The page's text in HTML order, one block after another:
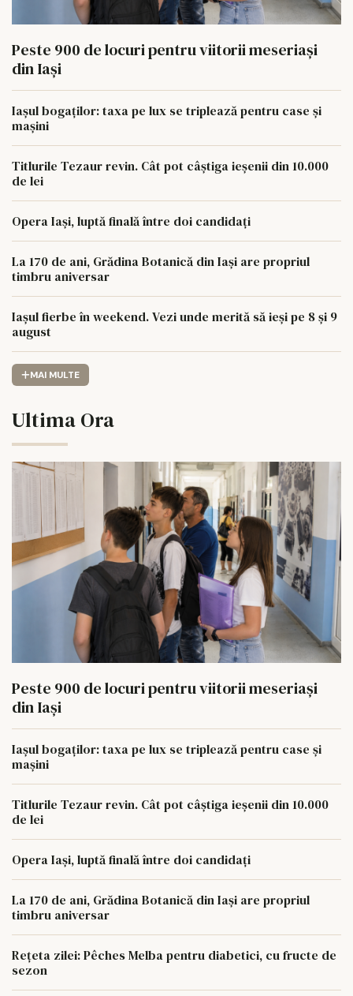
Peste 900 de locuri pentru viitorii meseriași
din Iași
Iașul bogaților: taxa pe lux se triplează pentru case și
mașini
Titlurile Tezaur revin. Cât pot câștiga ieșenii din 10.000
de lei
Opera Iași, luptă finală între doi candidați
La 170 de ani, Grădina Botanică din Iași are propriul
timbru aniversar
Iașul fierbe în weekend. Vezi unde merită să ieși pe 8 și 9
august
MAI MULTE
Ultima Ora
Peste 900 de locuri pentru viitorii meseriași
din Iași
Iașul bogaților: taxa pe lux se triplează pentru case și
mașini
Titlurile Tezaur revin. Cât pot câștiga ieșenii din 10.000
de lei
Opera Iași, luptă finală între doi candidați
La 170 de ani, Grădina Botanică din Iași are propriul
timbru aniversar
Rețeta zilei: Pêches Melba pentru diabetici, cu fructe de
sezon